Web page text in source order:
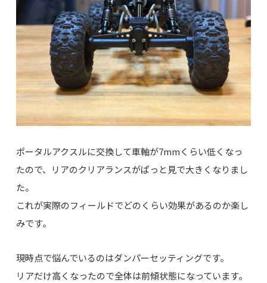
ポータルアクスルに交換して車軸が7mmくらい低くなっ
たので、リアのクリアランスがぱっと見で大きくなりまし
た。
これが実際のフィールドでどのくらい効果があるのか楽し
みです。
現時点で悩んでいるのはダンパーセッティングです。
リアだけ高くなったので全体は前傾状態になっています。